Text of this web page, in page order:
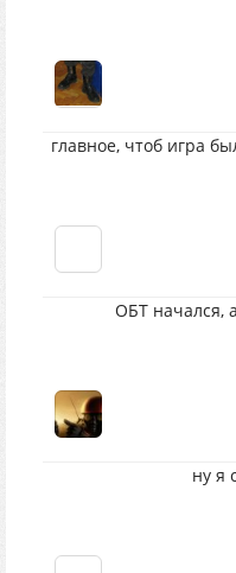
главное, чтоб игра
ОБТ начался,
ну я